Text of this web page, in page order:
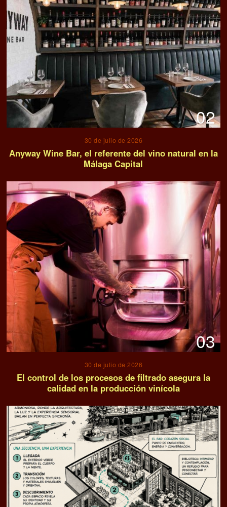
02
30 de julio de 2026
Anyway Wine Bar, el referente del vino natural en la
Málaga Capital
03
30 de julio de 2026
El control de los procesos de filtrado asegura la
calidad en la producción vinícola